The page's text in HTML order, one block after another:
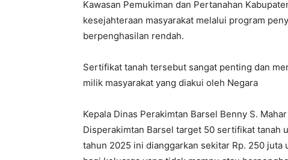
Kawasan Pemukiman dan Pertanahan
kesejahteraan masyarakat melalui program
berpenghasilan rendah.
Sertifikat tanah tersebut sangat penting dan
milik masyarakat yang diakui oleh Negara
Kepala Dinas Perakimtan Barsel Benny S.
Disperakimtan Barsel target 50 sertifikat tanah
tahun 2025 ini dianggarkan sekitar Rp. 250